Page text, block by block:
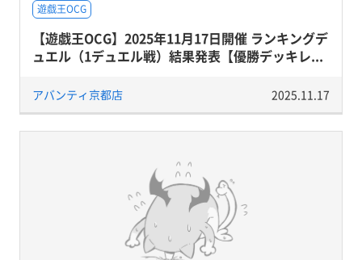
遊戯王OCG
【遊戯王OCG】2025年11月17日開催 ランキングデ
ュエル（1デュエル戦）結果発表【優勝デッキレ...
アバンティ京都店 2025.11.17